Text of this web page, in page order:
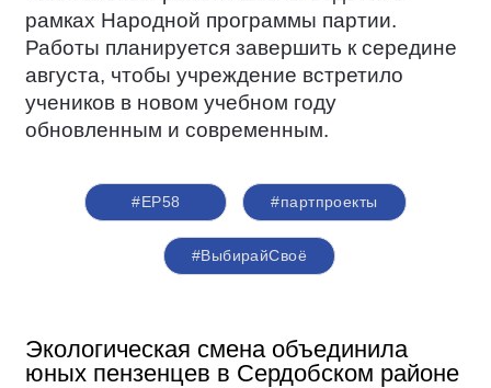
рамках Народной программы партии.
Работы планируется завершить к середине
августа, чтобы учреждение встретило
учеников в новом учебном году
обновленным и современным.
#ЕР58 #партпроекты
#ВыбирайСвоё
Экологическая смена объединила
юных пензенцев в Сердобском районе